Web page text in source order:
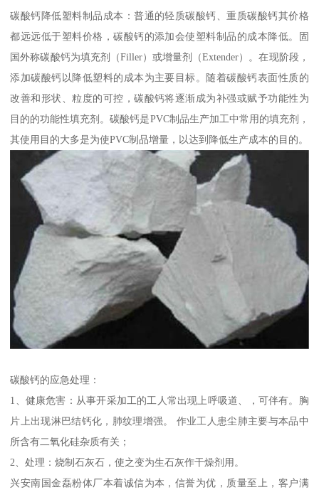
碳酸钙降低塑料制品成本：普通的轻质碳酸钙、重质碳酸钙其价格
都远远低于塑料价格，碳酸钙的添加会使塑料制品的成本降低。固
国外称碳酸钙为填充剂（Filler）或增量剂（Extender）。在现阶段，
添加碳酸钙以降低塑料的成本为主要目标。随着碳酸钙表面性质的
改善和形状、粒度的可控，碳酸钙将逐渐成为补强或赋予功能性为
目的的功能性填充剂。碳酸钙是PVC制品生产加工中常用的填充剂，
其使用目的大多是为使PVC制品增量，以达到降低生产成本的目的。
碳酸钙的应急处理：
1、健康危害：从事开采加工的工人常出现上呼吸道、，可伴有。胸
片上出现淋巴结钙化，肺纹理增强。 作业工人患尘肺主要与本品中
所含有二氧化硅杂质有关；
2、处理：烧制石灰石，使之变为生石灰作干燥剂用。
兴安南国金磊粉体厂本着诚信为本，信誉为优，质量至上，客户满